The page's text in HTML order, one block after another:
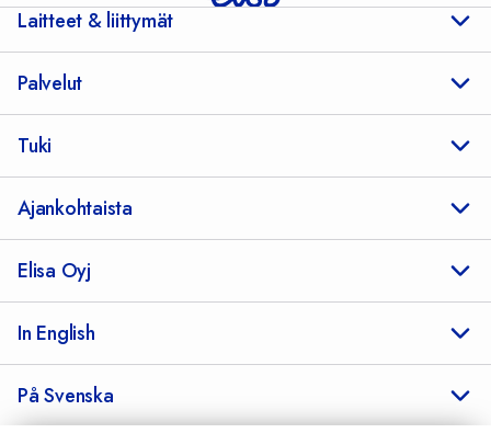
Laitteet & liittymät
Palvelut
Tuki
Ajankohtaista
Elisa Oyj
In English
På Svenska